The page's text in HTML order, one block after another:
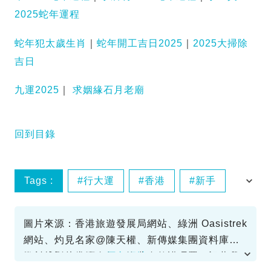
2025蛇年運程
蛇年犯太歲生肖 蛇年開工吉日2025
2025大掃除
吉日
九運2025 求姻緣石月老廟
回到目錄
Tags : 行大運 香港 新手
圖片來源：香港旅遊發展局網站、綠洲 Oasistrek
網站、灼見名家@陳天權、新傳媒集團資料庫、